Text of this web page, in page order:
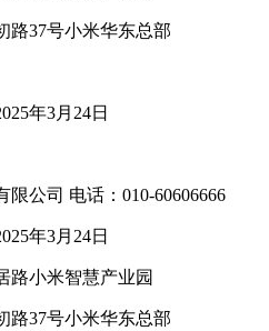
路37号小米华东总部
年3月24日
公司 电话：010-60606666
年3月24日
路小米智慧产业园
路37号小米华东总部